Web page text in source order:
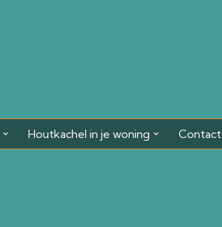
Houtkachel in je woning Contact